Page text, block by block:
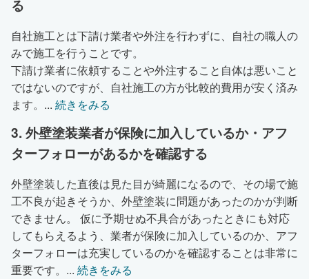
る
自社施工とは下請け業者や外注を行わずに、自社の職人の
みで施工を行うことです。
下請け業者に依頼することや外注すること自体は悪いこと
ではないのですが、自社施工の方が比較的費用が安く済み
ます。 ... 続きをみる
3. 外壁塗装業者が保険に加入しているか・アフ
ターフォローがあるかを確認する
外壁塗装した直後は見た目が綺麗になるので、その場で施
工不良が起きそうか、外壁塗装に問題があったのかが判断
できません。 仮に予期せぬ不具合があったときにも対応
してもらえるよう、業者が保険に加入しているのか、アフ
ターフォローは充実しているのかを確認することは非常に
重要です。 ... 続きをみる